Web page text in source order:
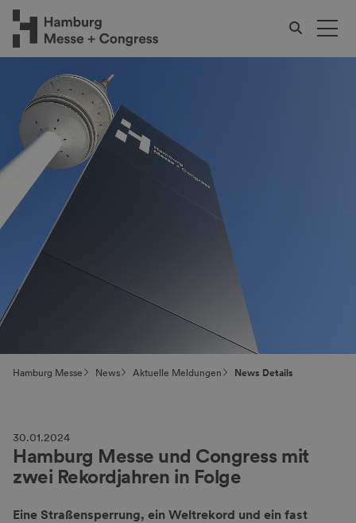
Hamburg Messe News Aktuelle Meldungen News Details
30.01.2024
Hamburg Messe und Congress mit
zwei Rekordjahren in Folge
Eine Straßensperrung, ein Weltrekord und ein fast